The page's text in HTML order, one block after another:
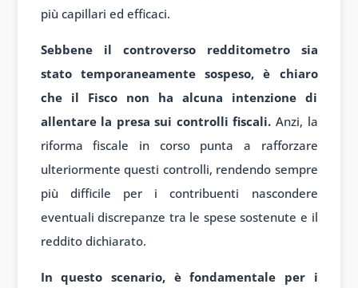
più capillari ed efficaci.
Sebbene il controverso redditometro sia
stato temporaneamente sospeso, è chiaro
che il Fisco non ha alcuna intenzione di
allentare la presa sui controlli fiscali. Anzi, la
riforma fiscale in corso punta a rafforzare
ulteriormente questi controlli, rendendo sempre
più difficile per i contribuenti nascondere
eventuali discrepanze tra le spese sostenute e il
reddito dichiarato.
In questo scenario, è fondamentale per i